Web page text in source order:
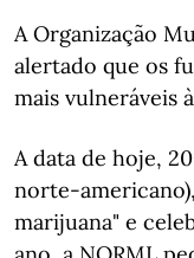
A Organização
alertado que os
mais vulneráveis
A data de hoje,
norte-
marijuana" e